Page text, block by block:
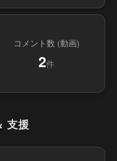
コメント数 (動画)
2件
支援